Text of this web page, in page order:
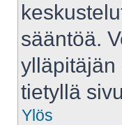
sääntöä.
ylläpitäjän
tietyllä
Ylös